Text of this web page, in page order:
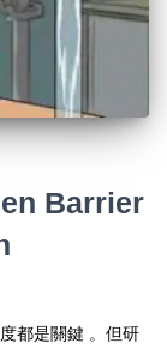
Barrier
都是關鍵 。但研